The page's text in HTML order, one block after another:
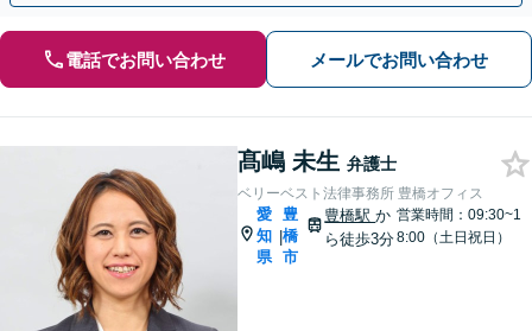
電話でお問い合わせ メールでお問い合わせ
髙嶋 未生 弁護士
ベリーベスト法律事務所 豊橋オフィス
愛
知
県
|
豊
橋
市
豊橋駅か
ら徒歩3分
営業時間：09:30~1
8:00（土日祝日）